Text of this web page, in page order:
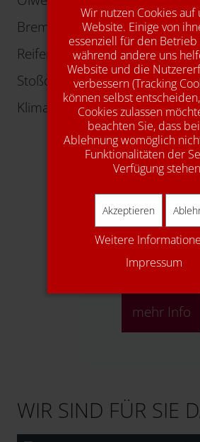
Bremsen
Reifen
Stoßdämpfer
Klimaservice
1A
mehr Info
WIR SIND FÜR SIE
Wir nutzen Cookies auf
Website. Einige von
essenziell für den
während andere uns
Website und die
verbessern (Tracking
können selbst
Cookies zulassen
beachten Sie, dass
Ablehnung womöglich
Funktionalitäten der
Verfügung
Akzeptieren
Weitere
Impressum